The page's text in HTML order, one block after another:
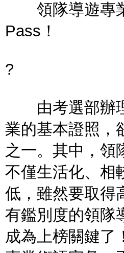
領隊導遊專業
Pass！
?
由考選部辦理
業的基本證照，
之一。其中，領
不僅生活化、相
低，雖然要取得
有鑑別度的領隊
成為上榜關鍵了